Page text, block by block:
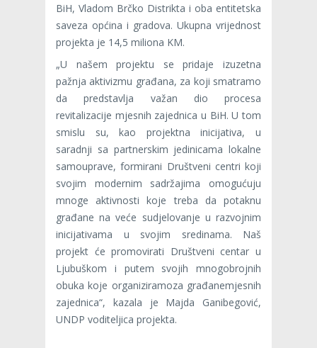
BiH, Vladom Brčko Distrikta i oba entitetska
saveza općina i gradova. Ukupna vrijednost
projekta je 14,5 miliona KM.
„U našem projektu se pridaje izuzetna
pažnja aktivizmu građana, za koji smatramo
da predstavlja važan dio procesa
revitalizacije mjesnih zajednica u BiH. U tom
smislu su, kao projektna inicijativa, u
saradnji sa partnerskim jedinicama lokalne
samouprave, formirani Društveni centri koji
svojim modernim sadržajima omogućuju
mnoge aktivnosti koje treba da potaknu
građane na veće sudjelovanje u razvojnim
inicijativama u svojim sredinama. Naš
projekt će promovirati Društveni centar u
Ljubuškom i putem svojih mnogobrojnih
obuka koje organiziramoza građanemjesnih
zajednica“, kazala je Majda Ganibegović,
UNDP voditeljica projekta.